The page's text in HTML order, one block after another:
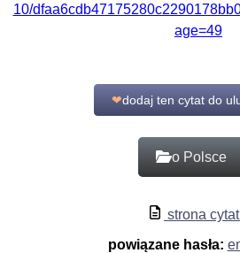
10/
age=49
❤dodaj ten cytat do
o Polsce
strona
powiązane hasła: